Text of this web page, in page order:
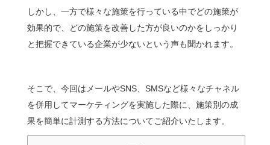
しかし、一方で様々な施策を行っている中でどの施策が
効果的で、どの施策を改善した方が良いのかをしっかり
と把握できている企業が少ないという声も聞かれます。
そこで、今回はメールやSNS、SMSなど様々なチャネル
を併用してマーケティングを実施した際に、施策別の成
果を簡単に計測する方法についてご紹介いたします。